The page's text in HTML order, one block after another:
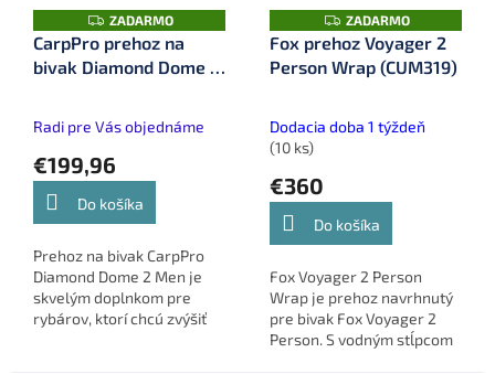
Z
A
D
A
ZADARMO
CarpPro prehoz na
bivak Diamond Dome 2
Radi pre Vás objednáme
€199,96
Do košíka
Prehoz na bivak CarpPro
Diamond Dome 2 Men je
skvelým doplnkom pre
rybárov, ktorí chcú zvýšiť
Z
A
D
A
ZADARMO
Fox prehoz Voyager 2
Person Wrap (CUM319)
Dodacia doba 1 týždeň
(10 ks)
€360
Do košíka
Fox Voyager 2 Person
Wrap je prehoz navrhnutý
pre bivak Fox Voyager 2
Person. S vodným stĺpcom